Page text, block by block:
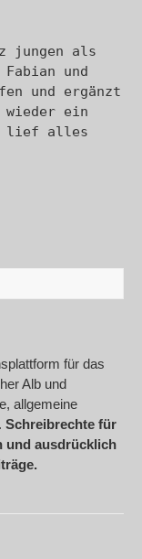
jungen als
und
und ergänzt
wieder ein
lief alles
für das
Alb und
allgemeine
Schreibrechte für
und ausdrücklich